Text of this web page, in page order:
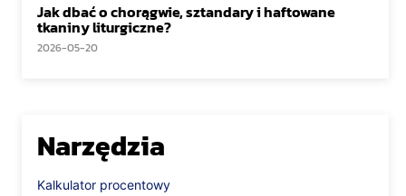
Jak dbać o chorągwie, sztandary i haftowane
tkaniny liturgiczne?
2026-05-20
Narzędzia
Kalkulator procentowy